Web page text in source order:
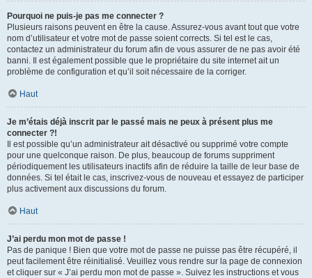
Pourquoi ne puis-je pas me connecter ?
Plusieurs raisons peuvent en être la cause. Assurez-vous avant tout que votre
nom d’utilisateur et votre mot de passe soient corrects. Si tel est le cas,
contactez un administrateur du forum afin de vous assurer de ne pas avoir été
banni. Il est également possible que le propriétaire du site internet ait un
problème de configuration et qu’il soit nécessaire de la corriger.
Haut
Je m’étais déjà inscrit par le passé mais ne peux à présent plus me
connecter ?!
Il est possible qu’un administrateur ait désactivé ou supprimé votre compte
pour une quelconque raison. De plus, beaucoup de forums suppriment
périodiquement les utilisateurs inactifs afin de réduire la taille de leur base de
données. Si tel était le cas, inscrivez-vous de nouveau et essayez de participer
plus activement aux discussions du forum.
Haut
J’ai perdu mon mot de passe !
Pas de panique ! Bien que votre mot de passe ne puisse pas être récupéré, il
peut facilement être réinitialisé. Veuillez vous rendre sur la page de connexion
et cliquer sur « J’ai perdu mon mot de passe ». Suivez les instructions et vous